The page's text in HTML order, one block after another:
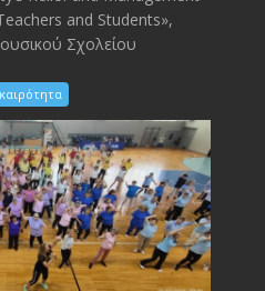
and Students»,
Σχολείου